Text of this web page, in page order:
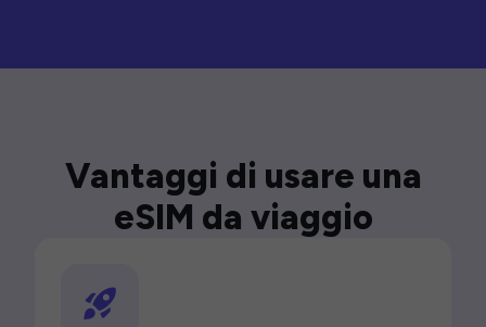
Vantaggi di usare una
eSIM da viaggio